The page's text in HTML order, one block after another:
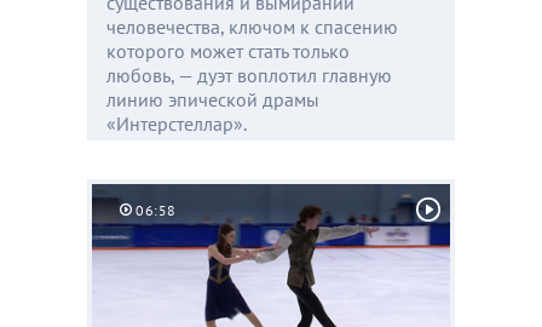
человечества, ключом к спасению
которого может стать только
любовь, — дуэт воплотил главную
линию эпической драмы
«Интерстеллар».
06:58